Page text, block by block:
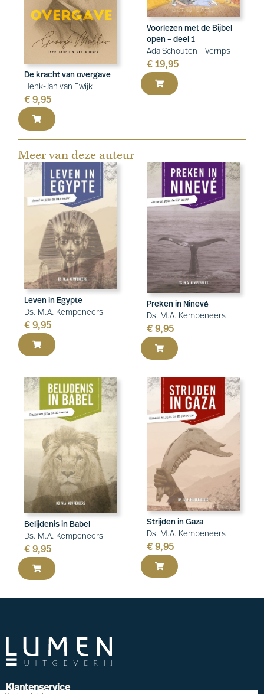
De kracht van overgave
Henk-Jan van Ewijk
€ 9,95
Voorlezen met de Bijbel
open – deel 1
Ada Schouten – Verrips
€ 19,95
Meer van deze auteur
Leven in Egypte
Ds. M.A. Kempeneers
€ 9,95
Preken in Ninevé
Ds. M.A. Kempeneers
€ 9,95
Belijdenis in Babel
Ds. M.A. Kempeneers
€ 9,95
Strijden in Gaza
Ds. M.A. Kempeneers
€ 9,95
Klantenservice